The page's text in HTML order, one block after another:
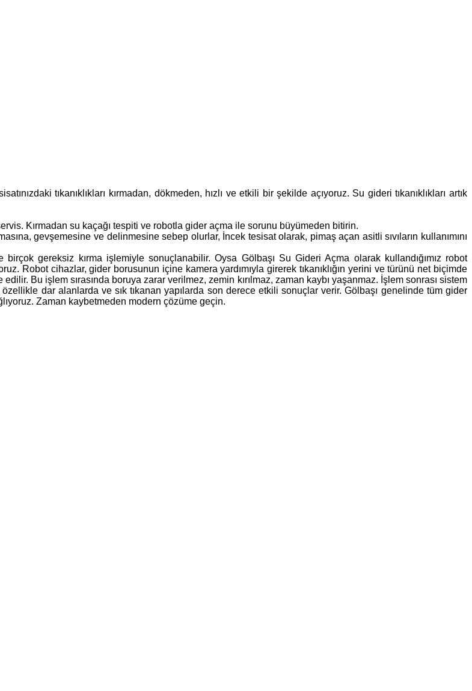
tıkanıklıkları kırmadan, dökmeden, hızlı ve etkili bir şekilde açıyoruz. Su gideri tıkanıklıkları artık
Kırmadan su kaçağı tespiti ve robotla gider açma ile sorunu büyümeden bitirin.
gevşemesine ve delinmesine sebep olurlar, İncek tesisat olarak, pimaş açan asitli sıvıların kullanımını
gereksiz kırma işlemiyle sonuçlanabilir. Oysa Gölbaşı Su Gideri Açma olarak kullandığımız robot
Robot cihazlar, gider borusunun içine kamera yardımıyla girerek tıkanıklığın yerini ve türünü net biçimde
Bu işlem sırasında boruya zarar verilmez, zemin kırılmaz, zaman kaybı yaşanmaz. İşlem sonrası sistem
dar alanlarda ve sık tıkanan yapılarda son derece etkili sonuçlar verir. Gölbaşı genelinde tüm gider
Zaman kaybetmeden modern çözüme geçin.